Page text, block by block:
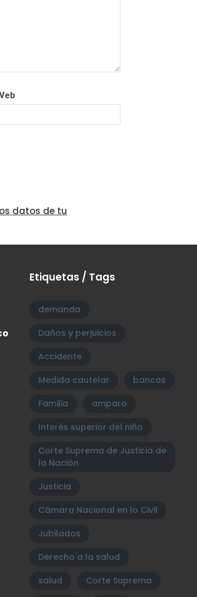
datos de tu
Etiquetas / Tags
demanda
Daños y perjuicios
Accidente
Medida cautelar
bancos
Familia
amparo
Interés superior del niño
Corte Suprema de Justicia de
la Nación
Justicia
Cámara Nacional en lo Civil
Jubilados
Derecho a la salud
salud
Corte Suprema